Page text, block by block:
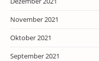
November 2021
Oktober 2021
September 2021